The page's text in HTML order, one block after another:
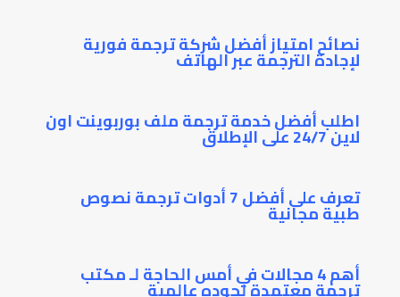
نصائح امتياز أفضل شركة ترجمة فورية
لإجادة الترجمة عبر الهاتف
اطلب أفضل خدمة ترجمة ملف بوربوينت اون
لاين 24/7 على الإطلاق
تعرف على أفضل 7 أدوات ترجمة نصوص
طبية مجانية
أهم 4 مجالات في أمس الحاجة لـ مكتب
ترجمة معتمدة لجوده عالمية